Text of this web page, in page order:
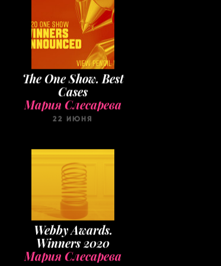
The One Show. Best
Cases
Мария Слесарева
22 ИЮНЯ
Webby Awards.
Winners 2020
Мария Слесарева
22 МАЯ